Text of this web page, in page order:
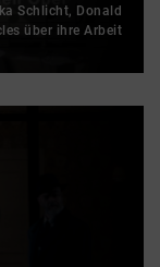
Schlicht, Donald
über ihre Arbeit